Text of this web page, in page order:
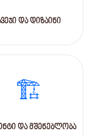
და დიზაინი
🏗️
და მშენებლობა